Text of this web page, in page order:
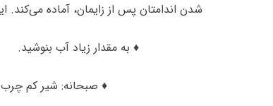
شدن اندامتان پس از زایمان، آماده می‌کند.
♦ به مقدار زیاد آب بنوشید.
♦ صبحانه: شیر کم چرب یک لیوان + ۱۰ گرم کره با عسل یا پنکیک سیب‌زمینی و